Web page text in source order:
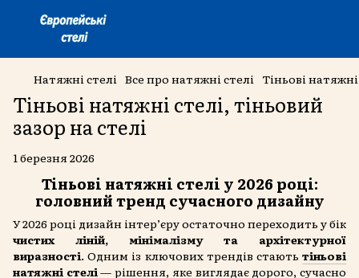
Натяжні стелі Все про натяжні стелі Тіньові
Тіньові натяжні стелі, тіньовий
зазор на стелі
1 березня 2026
Тіньові натяжні стелі у 2026 році:
головний тренд сучасного дизайну
У 2026 році дизайн інтер’єру остаточно переходить у бік
чистих ліній, мінімалізму та архітектурної
виразності. Одним із ключових трендів стають тіньові
натяжні стелі— рішення, яке виглядає дорого, сучасно